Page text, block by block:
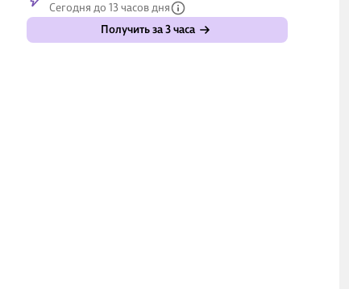
Сегодня до 13 часов дня
Получить за 3 часа